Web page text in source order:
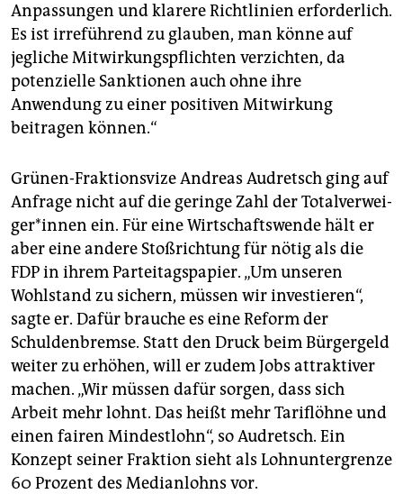
Anpassungen und klarere Richtlinien erforderlich.
Es ist irreführend zu glauben, man könne auf
jegliche Mitwirkungspflichten verzichten, da
potenzielle Sanktionen auch ohne ihre
Anwendung zu einer positiven Mitwirkung
beitragen können.“
Grünen-Fraktionsvize Andreas Audretsch ging auf
Anfrage nicht auf die geringe Zahl der To­tal­ver­wei­
ge­r*in­nen ein. Für eine Wirtschaftswende hält er
aber eine andere Stoßrichtung für nötig als die
FDP in ihrem Parteitagspapier. „Um unseren
Wohlstand zu sichern, müssen wir investieren“,
sagte er. Dafür brauche es eine Reform der
Schuldenbremse. Statt den Druck beim Bürgergeld
weiter zu erhöhen, will er zudem Jobs attraktiver
machen. „Wir müssen dafür sorgen, dass sich
Arbeit mehr lohnt. Das heißt mehr Tariflöhne und
einen fairen Mindestlohn“, so Audretsch. Ein
Konzept seiner Fraktion sieht als Lohnuntergrenze
60 Prozent des Medianlohns vor.